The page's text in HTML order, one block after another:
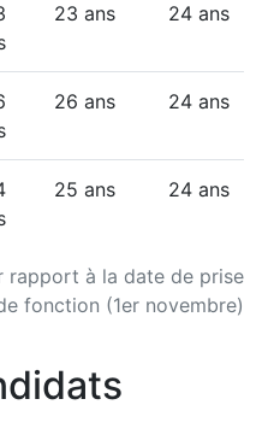
rapport à la date de prise
fonction (1er novembre)
23 ans 24 ans
26 ans 24 ans
25 ans 24 ans